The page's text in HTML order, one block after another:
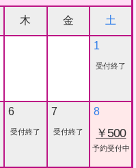
木 金 土
1
受付終了
6
受付終了
7
受付終了
8
￥500
予約受付中